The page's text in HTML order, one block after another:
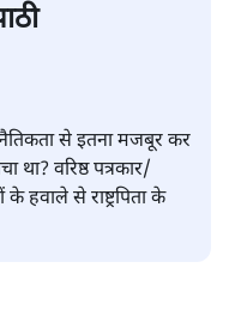
नैतिकता से इतना मजबूर कर
था? वरिष्ठ पत्रकार/
हवाले से राष्ट्रपिता के